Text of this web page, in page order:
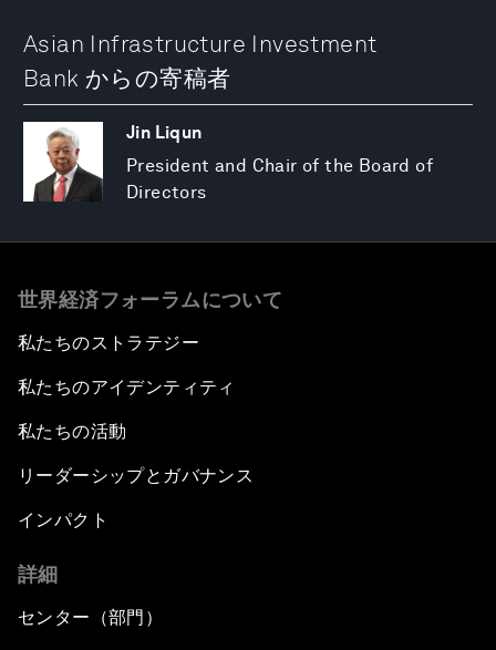
Asian Infrastructure Investment
Bank からの寄稿者
Jin Liqun
President and Chair of the Board of
Directors
世界経済フォーラムについて
私たちのストラテジー
私たちのアイデンティティ
私たちの活動
リーダーシップとガバナンス
インパクト
詳細
センター（部門）